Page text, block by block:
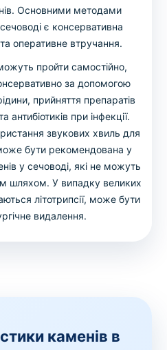
Основними методами
є консервативна
та оперативне втручання.
пройти самостійно,
за допомогою
прийняття препаратів
при інфекції.
звукових хвиль для
бути рекомендована у
у сечоводі, які не можуть
шляхом. У випадку великих
літотрипсії, може бути
видалення.
каменів в